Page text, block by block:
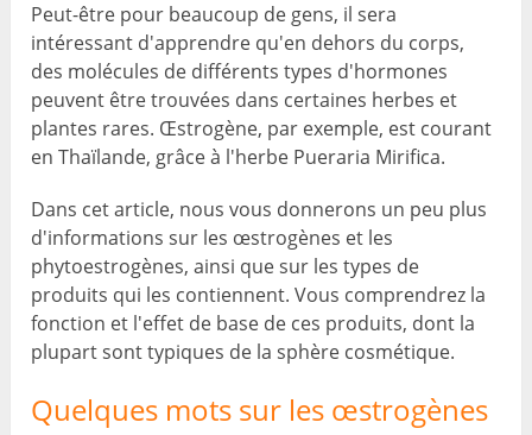
Peut-être pour beaucoup de gens, il sera
intéressant d'apprendre qu'en dehors du corps,
des molécules de différents types d'hormones
peuvent être trouvées dans certaines herbes et
plantes rares. Œstrogène, par exemple, est courant
en Thaïlande, grâce à l'herbe Pueraria Mirifica.
Dans cet article, nous vous donnerons un peu plus
d'informations sur les œstrogènes et les
phytoestrogènes, ainsi que sur les types de
produits qui les contiennent. Vous comprendrez la
fonction et l'effet de base de ces produits, dont la
plupart sont typiques de la sphère cosmétique.
Quelques mots sur les œstrogènes